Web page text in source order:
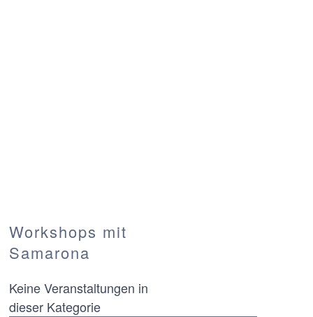
Workshops mit
Samarona
Keine Veranstaltungen in
dieser Kategorie